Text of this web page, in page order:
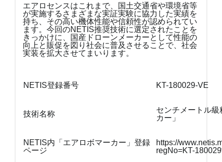
エアロセンスはこれまで、国土交通省や環境省等
が実施するさまざまな実証実験に協力した実績を
持ち、その高い機体性能や信頼性が認められてい
ます。今回のNETIS推奨技術に選定されたことを
きっかけに、国産ドローンメーカーとして性能の
向上と販促を図り社会に普及させることで、社会
実装を拡大させてまいります。
NETIS登録番号 KT-180029-VE
技術名称
センチメートル
カー」
NETIS内「エアロボマーカー」登録
ページ
https://
regNo=KT-